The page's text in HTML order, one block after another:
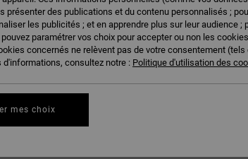
présenter des publications et du contenu personnalisés ;
les publicités ; et en apprendre plus sur leur audience ;
paramétrer vos choix pour accepter ou non les
concernés ne relèvent pas de votre consentement
d'informations, consultez notre : Politique d'utilisation des
mes choix